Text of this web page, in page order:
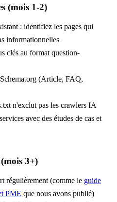
(mois 1-2)
: identifiez les pages qui
informationnelles
clés au format question-
(Article, FAQ,
n'exclut pas les crawlers IA
avec des études de cas et
3+)
régulièrement (comme le guide
PME que nous avons publié)